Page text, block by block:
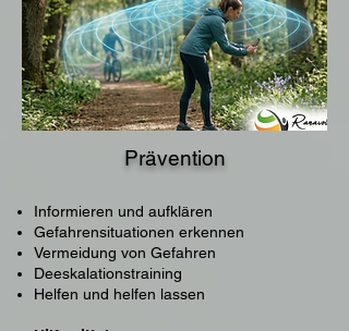
Prävention
Informieren und aufklären​
Gefahrensituationen erkennen​
Vermeidung von Gefahren​​​
Deeskalationstraining​​​​​
Helfen und helfen lassen​